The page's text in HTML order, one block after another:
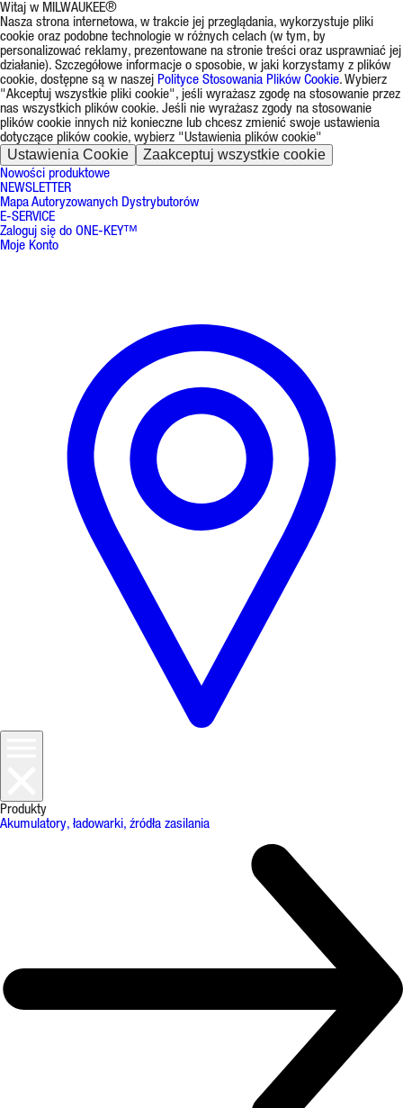
Witaj w MILWAUKEE®
Nasza strona internetowa, w trakcie jej przeglądania, wykorzystuje pliki
cookie oraz podobne technologie w różnych celach (w tym, by
personalizować reklamy, prezentowane na stronie treści oraz usprawniać jej
działanie). Szczegółowe informacje o sposobie, w jaki korzystamy z plików
cookie, dostępne są w naszej Polityce Stosowania Plików Cookie. Wybierz
"Akceptuj wszystkie pliki cookie", jeśli wyrażasz zgodę na stosowanie przez
nas wszystkich plików cookie. Jeśli nie wyrażasz zgody na stosowanie
plików cookie innych niż konieczne lub chcesz zmienić swoje ustawienia
dotyczące plików cookie, wybierz "Ustawienia plików cookie"
Ustawienia Cookie Zaakceptuj wszystkie cookie
Nowości produktowe
NEWSLETTER
Mapa Autoryzowanych Dystrybutorów
E-SERVICE
Zaloguj się do ONE-KEY™
Moje Konto
Produkty
Akumulatory, ładowarki, źródła zasilania